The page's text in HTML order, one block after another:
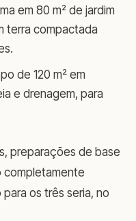
em 80 m² de jardim
terra compactada
de 120 m² em
e drenagem, para
preparações de base
completamente
os três seria, no